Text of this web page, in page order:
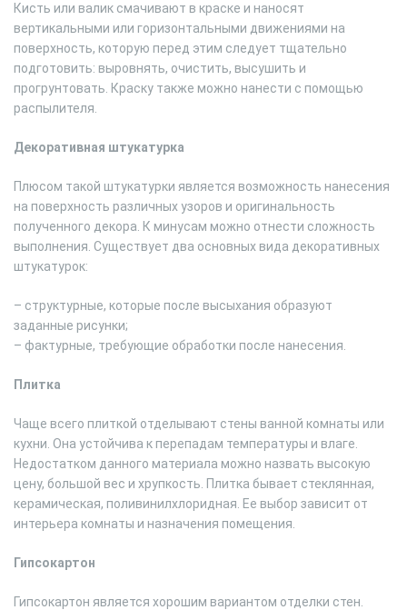
Кисть или валик смачивают в краске и наносят
вертикальными или горизонтальными движениями на
поверхность, которую перед этим следует тщательно
подготовить: выровнять, очистить, высушить и
прогрунтовать. Краску также можно нанести с помощью
распылителя.
Декоративная штукатурка
Плюсом такой штукатурки является возможность нанесения
на поверхность различных узоров и оригинальность
полученного декора. К минусам можно отнести сложность
выполнения. Существует два основных вида декоративных
штукатурок:
– структурные, которые после высыхания образуют
заданные рисунки;
– фактурные, требующие обработки после нанесения.
Плитка
Чаще всего плиткой отделывают стены ванной комнаты или
кухни. Она устойчива к перепадам температуры и влаге.
Недостатком данного материала можно назвать высокую
цену, большой вес и хрупкость. Плитка бывает стеклянная,
керамическая, поливинилхлоридная. Ее выбор зависит от
интерьера комнаты и назначения помещения.
Гипсокартон
Гипсокартон является хорошим вариантом отделки стен.